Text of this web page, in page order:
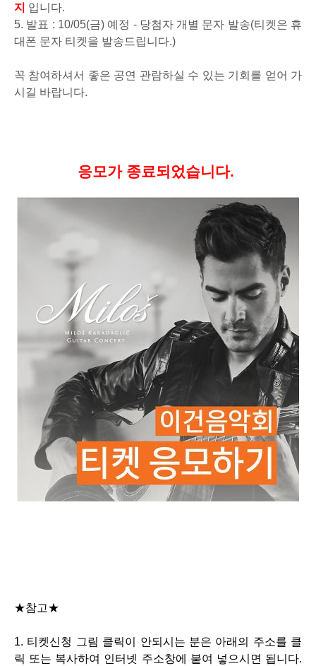
지 입니다.
5. 발표 : 10/05(금) 예정 - 당첨자 개별 문자 발송(티켓은 휴
대폰 문자 티켓을 발송드립니다.)
꼭 참여하셔서 좋은 공연 관람하실 수 있는 기회를 얻어 가
시길 바랍니다.
응모가 종료되었습니다.
★참고★
1. 티켓신청 그림 클릭이 안되시는 분은 아래의 주소를 클
릭 또는 복사하여 인터넷 주소창에 붙여 넣으시면 됩니다.